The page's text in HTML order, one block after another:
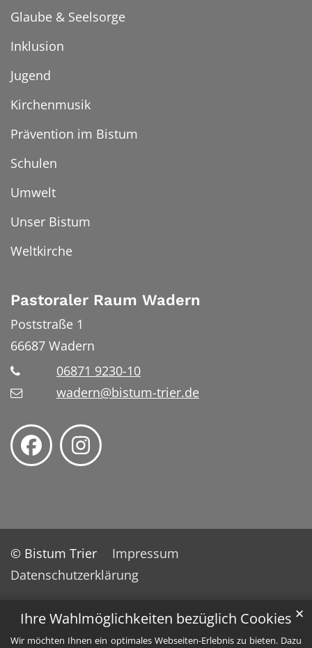
Ihre Wahlmöglichkeiten bezüglich Cookies
Wir möchten Ihnen ein optimales Webseiten-Erlebnis zu bieten. Dazu
✕
Glaube & Seelsorge
Inklusion
Jugend
Kirchenmusik
Prävention im Bistum
Schulen
Umwelt
Unser Bistum
Weltkirche
Pastoraler Raum Wadern
Poststraße 1
66687 Wadern
06871 9230-10
wadern@bistum-trier.de
© Bistum Trier
Impressum
Datenschutzerklärung